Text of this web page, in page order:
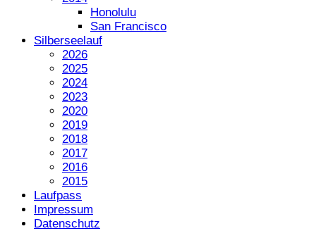
Honolulu
San Francisco
Silberseelauf
2026
2025
2024
2023
2020
2019
2018
2017
2016
2015
Laufpass
Impressum
Datenschutz